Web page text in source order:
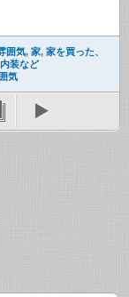
囲気, 家, 家を買った、
装など
気